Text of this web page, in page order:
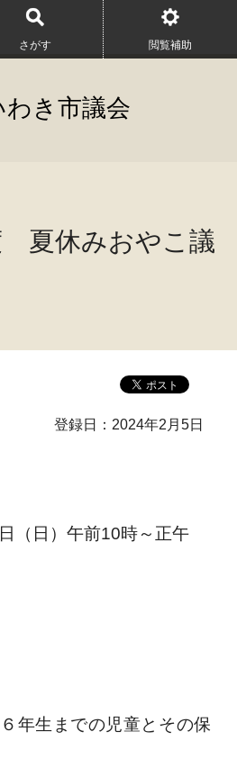
さがす 閲覧補助
わき市議会
夏休みおやこ議
登録日：2024年2月5日
（日）午前10時～正午
年生までの児童とその保